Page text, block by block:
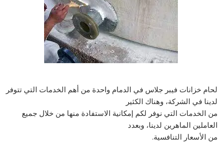
لحام خزانات فيبر جلاس في الدمام واحدة من أهم الخدمات التي تتوفر
لدينا في الشركة، وهناك الكثير
من الخدمات التي نوفر لكم إمكانية الاستفادة منها من خلال جميع
العاملين الماهرين لدينا، وبعدد
من الأسعار التنافسية.